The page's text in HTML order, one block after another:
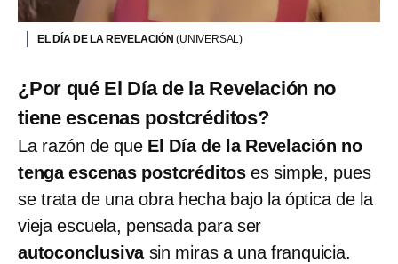
EL DÍA DE LA REVELACIÓN(UNIVERSAL)
¿Por qué El Día de la Revelación no
tiene escenas postcréditos?
La razón de que El Día de la Revelación no
tenga escenas postcréditos es simple, pues
se trata de una obra hecha bajo la óptica de la
vieja escuela, pensada para ser
autoconclusivasin miras a una franquicia.